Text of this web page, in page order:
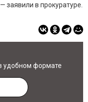
заявили в прокуратуре.
удобном формате